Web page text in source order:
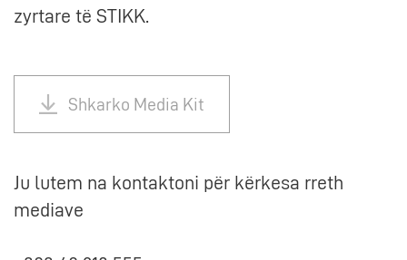
zyrtare të STIKK.
Shkarko Media Kit
Ju lutem na kontaktoni për kërkesa rreth
mediave